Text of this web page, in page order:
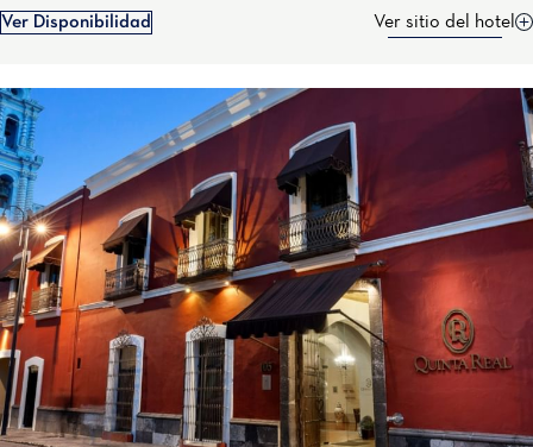
Ver Disponibilidad Ver sitio del hotel